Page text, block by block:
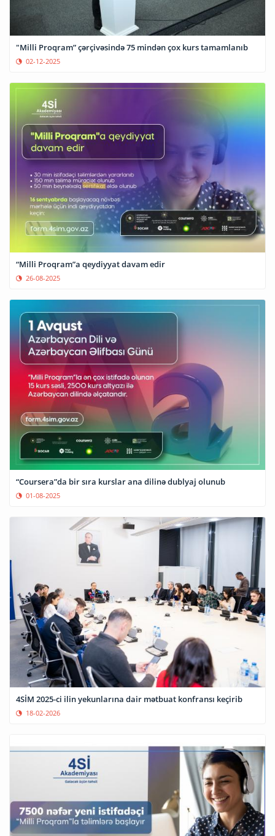
"Milli Proqram” çərçivəsində 75 mindən çox kurs tamamlanıb
02-12-2025
“Milli Proqram”a qeydiyyat davam edir
26-08-2025
“Coursera”da bir sıra kurslar ana dilinə dublyaj olunub
01-08-2025
4SİM 2025-ci ilin yekunlarına dair mətbuat konfransı keçirib
18-02-2026